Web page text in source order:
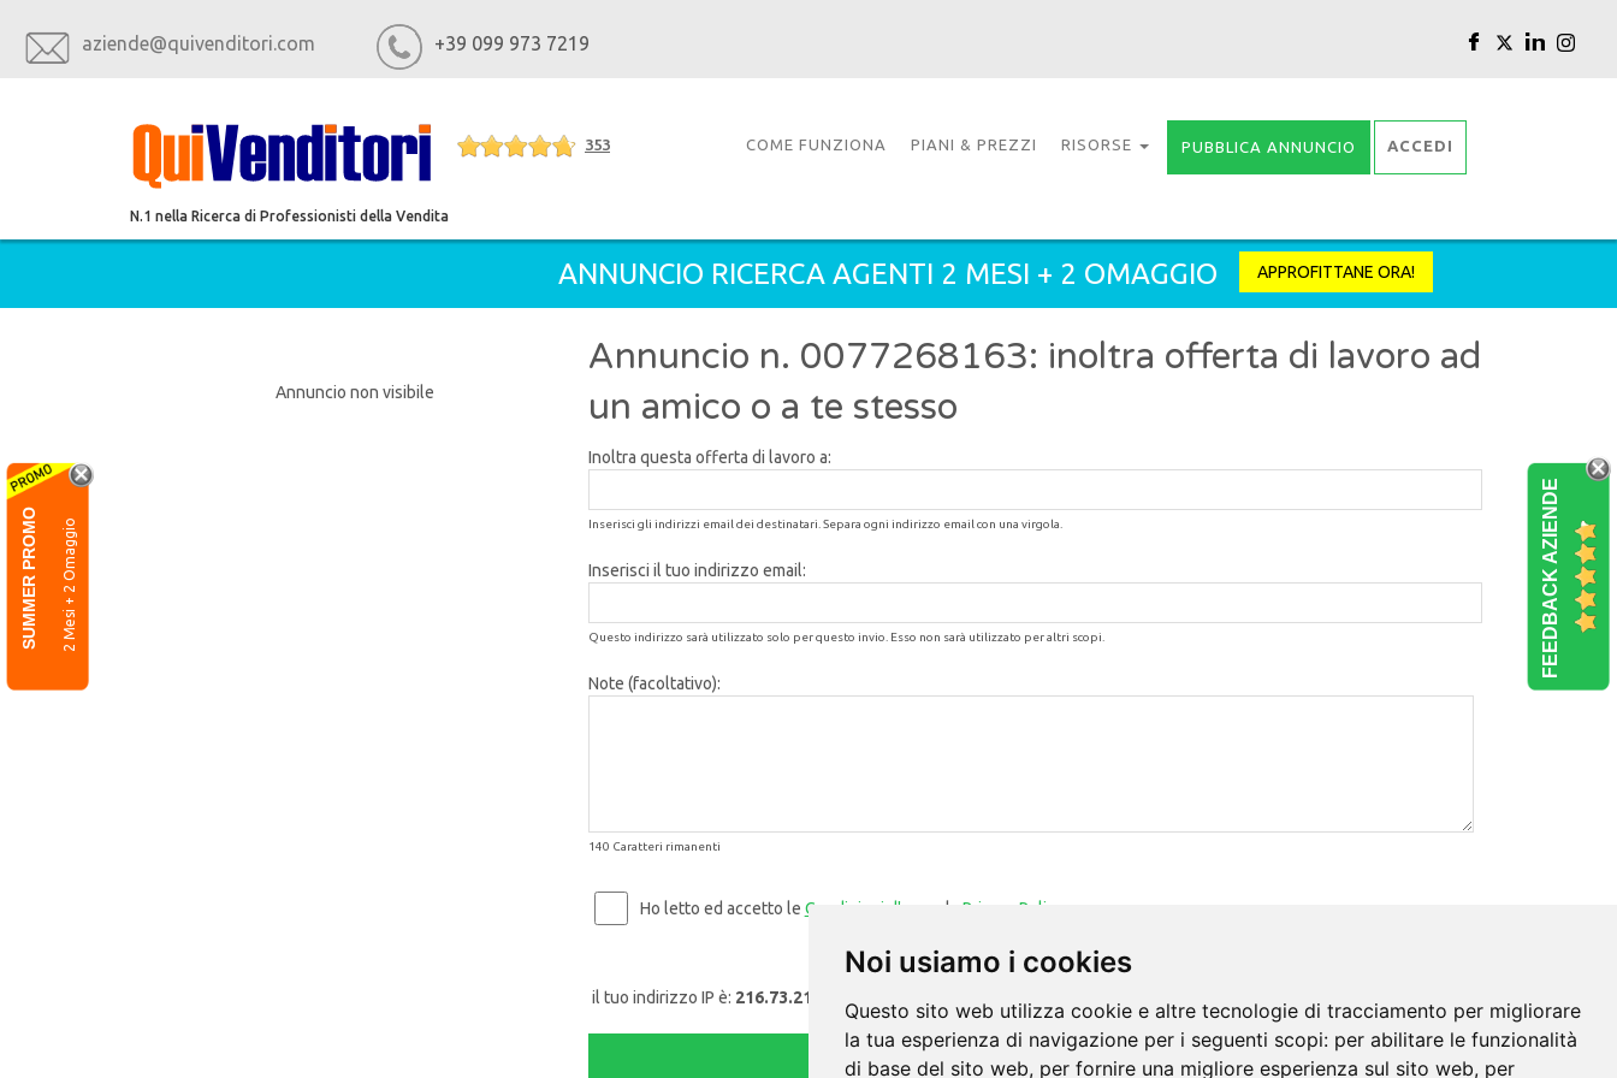
Noi usiamo i cookies
Questo sito web utilizza cookie e altre tecnologie di tracciamento per migliorare
la tua esperienza di navigazione per i seguenti scopi: per abilitare le funzionalità
di base del sito web, per fornire una migliore esperienza sul sito web, per
aziende@quivenditori.com +39 099 973 7219
353
N.1 nella Ricerca di Professionisti della Vendita
COME FUNZIONA PIANI & PREZZI RISORSE PUBBLICA ANNUNCIO ACCEDI
ANNUNCIO RICERCA AGENTI 2 MESI + 2 OMAGGIO APPROFITTANE ORA!
FEEDBACK AZIENDE
SUMMER PROMO 2 Mesi + 2 Omaggio
Annuncio n. 0077268163: inoltra offerta di lavoro ad
un amico o a te stesso
Inoltra questa offerta di lavoro a:
Inserisci gli indirizzi email dei destinatari. Separa ogni indirizzo email con una virgola.
Inserisci il tuo indirizzo email:
Questo indirizzo sarà utilizzato solo per questo invio. Esso non sarà utilizzato per altri scopi.
Note (facoltativo):
140 Caratteri rimanenti
Ho letto ed accetto le Condizioni d'uso e la Privacy Policy
il tuo indirizzo IP è: 216.73.216.114
Annuncio non visibile